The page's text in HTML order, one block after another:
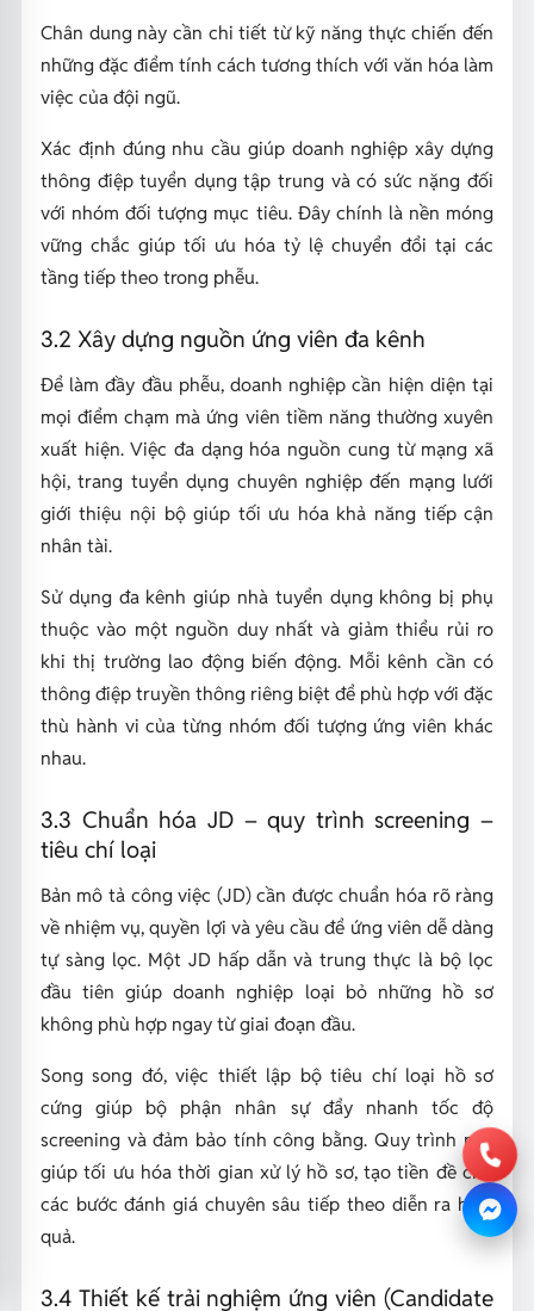
Chân dung này cần chi tiết từ kỹ năng thực chiến đến
những đặc điểm tính cách tương thích với văn hóa làm
việc của đội ngũ.
Xác định đúng nhu cầu giúp doanh nghiệp xây dựng
thông điệp tuyển dụng tập trung và có sức nặng đối
với nhóm đối tượng mục tiêu. Đây chính là nền móng
vững chắc giúp tối ưu hóa tỷ lệ chuyển đổi tại các
tầng tiếp theo trong phễu.
3.2 Xây dựng nguồn ứng viên đa kênh
Để làm đầy đầu phễu, doanh nghiệp cần hiện diện tại
mọi điểm chạm mà ứng viên tiềm năng thường xuyên
xuất hiện. Việc đa dạng hóa nguồn cung từ mạng xã
hội, trang tuyển dụng chuyên nghiệp đến mạng lưới
giới thiệu nội bộ giúp tối ưu hóa khả năng tiếp cận
nhân tài.
Sử dụng đa kênh giúp nhà tuyển dụng không bị phụ
thuộc vào một nguồn duy nhất và giảm thiểu rủi ro
khi thị trường lao động biến động. Mỗi kênh cần có
thông điệp truyền thông riêng biệt để phù hợp với đặc
thù hành vi của từng nhóm đối tượng ứng viên khác
nhau.
3.3 Chuẩn hóa JD – quy trình screening –
tiêu chí loại
Bản mô tả công việc (JD) cần được chuẩn hóa rõ ràng
về nhiệm vụ, quyền lợi và yêu cầu để ứng viên dễ dàng
tự sàng lọc. Một JD hấp dẫn và trung thực là bộ lọc
đầu tiên giúp doanh nghiệp loại bỏ những hồ sơ
không phù hợp ngay từ giai đoạn đầu.
Song song đó, việc thiết lập bộ tiêu chí loại hồ sơ
cứng giúp bộ phận nhân sự đẩy nhanh tốc độ
screening và đảm bảo tính công bằng. Quy trình này
giúp tối ưu hóa thời gian xử lý hồ sơ, tạo tiền đề cho
các bước đánh giá chuyên sâu tiếp theo diễn ra hiệu
quả.
3.4 Thiết kế trải nghiệm ứng viên (Candidate